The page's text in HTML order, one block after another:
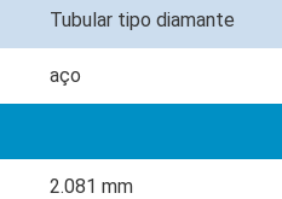
Tubular tipo diamante
aço
2.081 mm